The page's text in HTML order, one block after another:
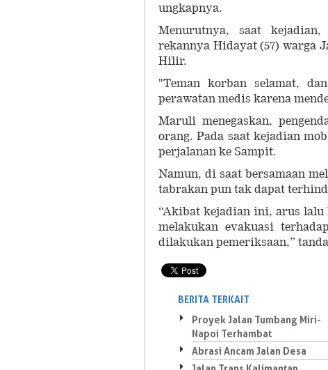
ungkapnya.
Menurutnya, saat
rekannya Hidayat (57) warga
Hilir.
"Teman korban selamat,
perawatan medis karena
Maruli menegaskan,
orang. Pada saat kejadian
perjalanan ke Sampit.
Namun, di saat bersamaan
tabrakan pun tak dapat
“Akibat kejadian ini, arus lalu
melakukan evakuasi
dilakukan pemeriksaan,”
BERITA TERKAIT
Proyek Jalan Tumbang Miri-
Napoi Terhambat
Abrasi Ancam Jalan Desa